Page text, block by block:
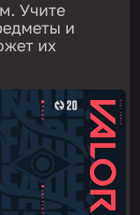
Учите
и
их